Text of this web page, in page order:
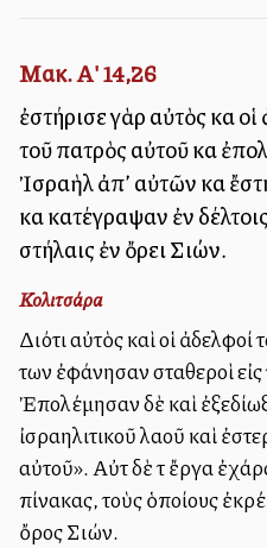
Μακ. Α' 14,26
ἐστήρισε γὰρ αὐτὸς καὶ οἱ
τοῦ πατρὸς αὐτοῦ καὶ
Ἰσραὴλ ἀπ’ αὐτῶν καὶ
καὶ κατέγραψαν ἐν
στήλαις ἐν ὄρει Σιών.
Κολιτσάρα
Διότι αὐτὸς καὶ οἱ ἀδελφοί
των ἐφάνησαν σταθεροὶ
Ἐπολέμησαν δὲ καὶ
ἰσραηλιτικοῦ λαοῦ καὶ
αὐτοῦ». Αὐτὰ δὲ τὰ ἔργα
πίνακας, τοὺς ὁποίους
ὄρος Σιών.